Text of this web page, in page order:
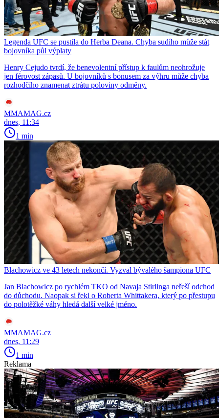
Legenda UFC se pustila do Herba Deana. Chyba sudího může stát
bojovníka půl výplaty
Henry Cejudo tvrdí, že benevolentní přístup k faulům neohrožuje
jen férovost zápasů. U bojovníků s bonusem za výhru může chyba
rozhodčího znamenat ztrátu poloviny odměny.
MMAMAG.cz
dnes, 11:34
1 min
Blachowicz ve 43 letech nekončí. Vyzval bývalého šampiona UFC
Jan Blachowicz po rychlém TKO od Navaja Stirlinga neřeší odchod
do důchodu. Naopak si řekl o Roberta Whittakera, který po přestupu
do polotěžké váhy hledá další velké jméno.
MMAMAG.cz
dnes, 11:29
1 min
Reklama